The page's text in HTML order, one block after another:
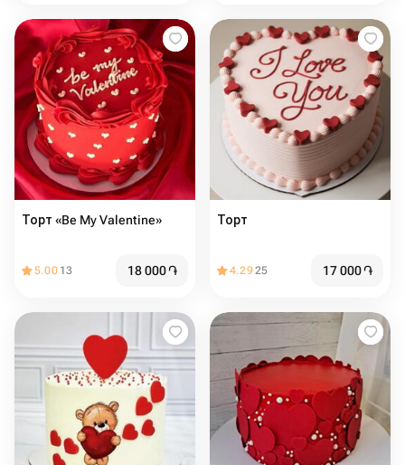
Торт «Be My Valentine»
5.00 13 18 000֏
Торт
4.2925 17 000֏